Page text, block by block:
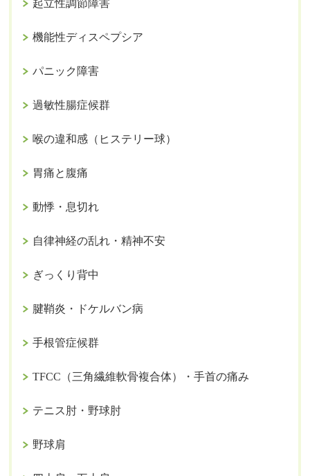
起立性調節障害
機能性ディスペプシア
パニック障害
過敏性腸症候群
喉の違和感（ヒステリー球）
胃痛と腹痛
動悸・息切れ
自律神経の乱れ・精神不安
ぎっくり背中
腱鞘炎・ドケルバン病
手根管症候群
TFCC（三角繊維軟骨複合体）・手首の痛み
テニス肘・野球肘
野球肩